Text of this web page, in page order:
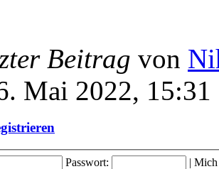
Beitrag von
Mai 2022, 15:31
Passwort: | Mich